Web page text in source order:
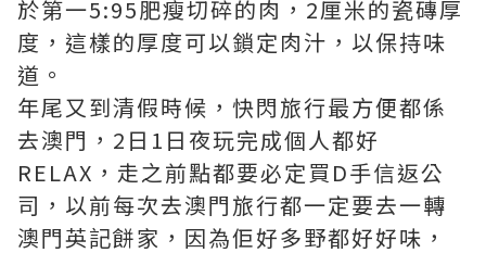
於第一5:95肥瘦切碎的肉，2厘米的瓷磚厚
度，這樣的厚度可以鎖定肉汁，以保持味
道。
年尾又到清假時候，快閃旅行最方便都係
去澳門，2日1日夜玩完成個人都好
RELAX，走之前點都要必定買D手信返公
司，以前每次去澳門旅行都一定要去一轉
澳門英記餅家，因為佢好多野都好好味，